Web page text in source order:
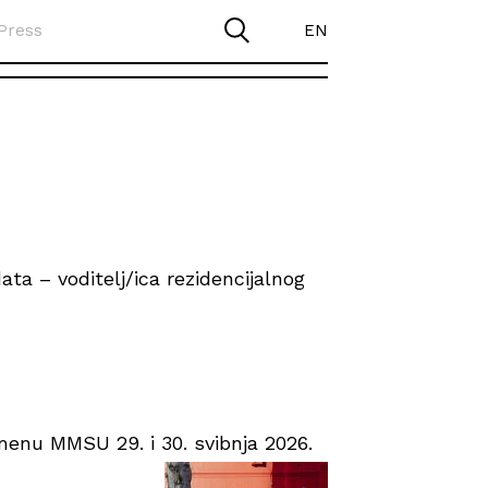
EN
– voditelj/ica rezidencijalnog
MMSU 29. i 30. svibnja 2026.